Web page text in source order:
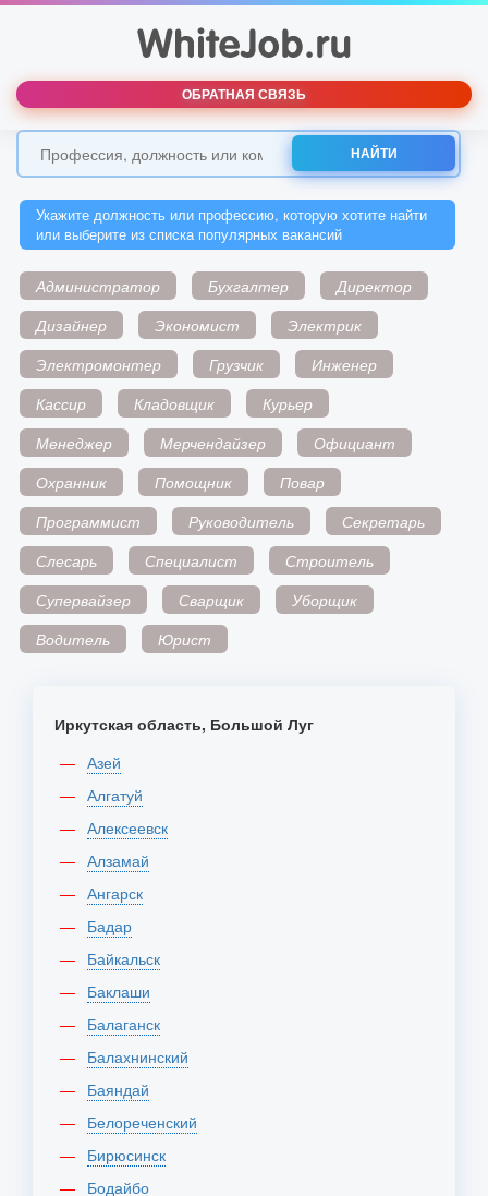
ОБРАТНАЯ СВЯЗЬ
НАЙТИ
Укажите должность или профессию, которую хотите найти
или выберите из списка популярных вакансий
Администратор Бухгалтер
Директор
Дизайнер
Экономист
Электрик
Электромонтер
Грузчик
Инженер
Кассир
Кладовщик
Курьер
Менеджер
Мерчендайзер
Официант
Охранник
Помощник
Повар
Программист
Руководитель
Секретарь
Слесарь
Специалист
Строитель
Супервайзер
Сварщик
Уборщик
Водитель
Юрист
Иркутская область, Большой Луг
Азей
Алгатуй
Алексеевск
Алзамай
Ангарск
Бадар
Байкальск
Баклаши
Балаганск
Балахнинский
Баяндай
Белореченский
Бирюсинск
Бодайбо